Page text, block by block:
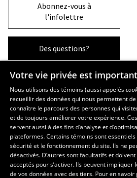
Abonnez-vous à
l'infolettre
Des questions?
La Faculté et ses écoles
Faculté d’aménagement, d’architecture,
École d’art
École supérieure d’aménagement du
régional
École d’architecture
École de design
Votre vie privée est
Nous utilisons des témoins (aussi appelés
recueillir des données qui nous permettent
connaître le parcours des personnes qui
et de toujours améliorer votre expérience.
servent aussi à des fins d’analyse et
plateformes. Certains témoins sont essentiels
sécurité et le fonctionnement du site. Ils ne
désactivés. D’autres sont facultatifs et
acceptés pour s’activer. Ils peuvent impliquer
de vos données avec des tiers. Pour en savoir